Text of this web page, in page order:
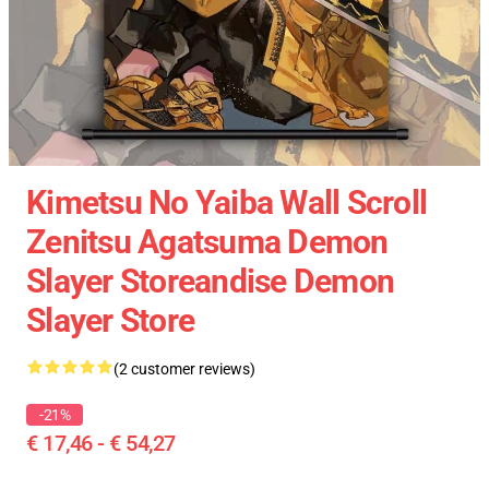
Kimetsu No Yaiba Wall Scroll
Zenitsu Agatsuma Demon
Slayer Storeandise Demon
Slayer Store
(2 customer reviews)
-21%
€ 17,46 - € 54,27